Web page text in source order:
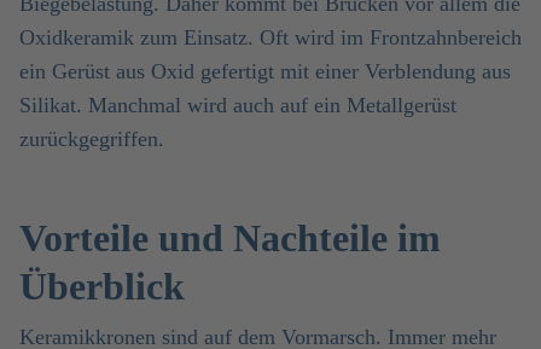
Oxidkeramik zum Einsatz. Oft wird im Frontzahnbereich
ein Gerüst aus Oxid gefertigt mit einer Verblendung aus
Silikat. Manchmal wird auch auf ein Metallgerüst
zurückgegriffen.
Vorteile und Nachteile im
Überblick
Keramikkronen sind auf dem Vormarsch. Immer mehr